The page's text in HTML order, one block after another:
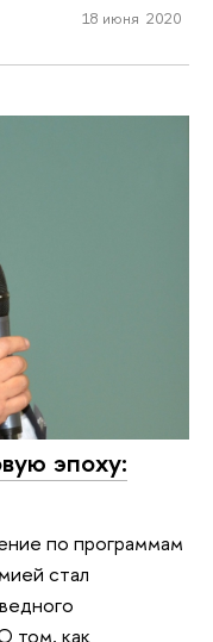
18 июня 2020
эпоху:
по программам
стал
том, как